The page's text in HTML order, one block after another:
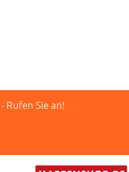
- Rufen Sie an!